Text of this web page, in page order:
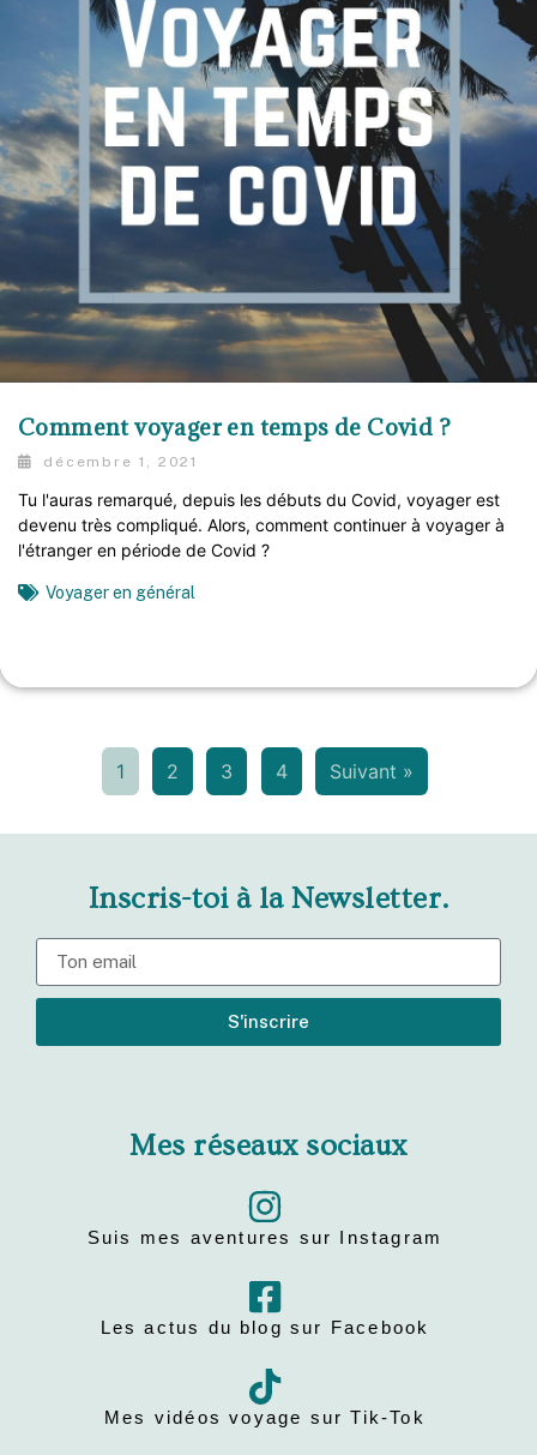
Comment voyager en temps de Covid ?
décembre 1, 2021
Tu l'auras remarqué, depuis les débuts du Covid, voyager est
devenu très compliqué. Alors, comment continuer à voyager à
l'étranger en période de Covid ?
Voyager en général
1 2 3 4 Suivant »
Inscris-toi à la Newsletter.
S'inscrire
Mes réseaux sociaux
Suis mes aventures sur Instagram
Les actus du blog sur Facebook
Mes vidéos voyage sur Tik-Tok